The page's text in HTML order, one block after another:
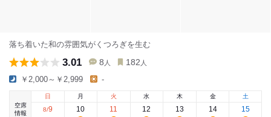
落ち着いた和の雰囲気がくつろぎを生む
3.01 8 人 182 人
￥2,000～￥2,999 -
空席
情報
日
8/9
月
10
火
11
水
12
木
13
金
14
土
15